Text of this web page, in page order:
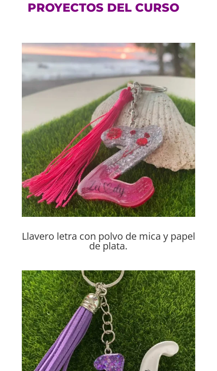
PROYECTOS DEL CURSO
Llavero letra con polvo de mica y papel
de plata.